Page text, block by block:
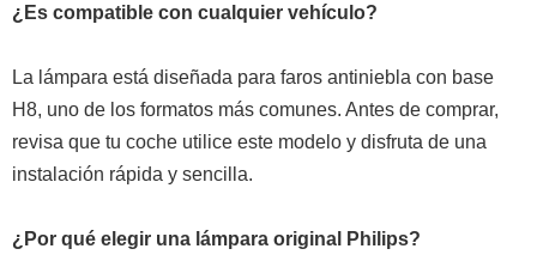
¿Es compatible con cualquier vehículo?
La lámpara está diseñada para faros antiniebla con base
H8, uno de los formatos más comunes. Antes de comprar,
revisa que tu coche utilice este modelo y disfruta de una
instalación rápida y sencilla.
¿Por qué elegir una lámpara original Philips?